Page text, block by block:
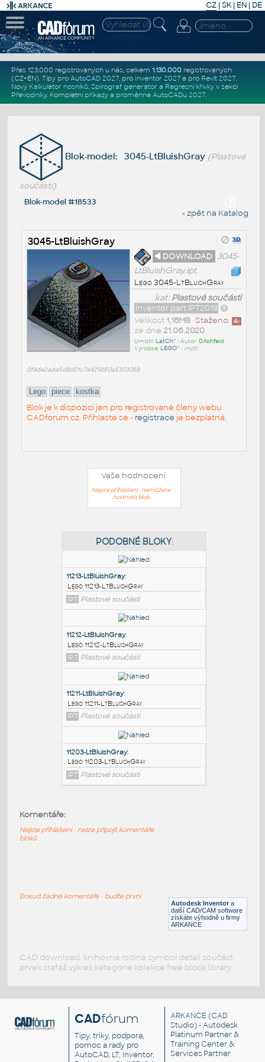
CZ | SK| EN | DE
Přes 123.000 registrovaných u nás, celkem 1.130.000registrovaných
(CZ+EN). Tipy pro AutoCAD 2027, pro Inventor 2027a pro Revit 2027.
Nový Kalkulátor nosníků, Spirograf generátor a Regresní křivkyv sekci
Převodníky. Kompletní příkazya proměnné AutoCADu 2027.
Blok-model: 3045-LtBluishGray (Plastové
součásti)
Blok-model #18533
« zpět na Katalog
3045-LtBluishGray
◄ DOWNLOAD 3045-
LtBluishGray.ipt
Lego 3045-LtBluishGray
kat:Plastové součásti
Inventor part IPT2019
Staženo: 4x
Velikost 1,18MB•
ze dne 21.06.2020
Umístil: LatCh^ • Autor: D.Kohfeld•
Výrobce: LEGO^ • md5:
019de2ada5d8d01c7a425b50a5303058
Lego piece kostka
Blok je k dispozici jen pro registrované členy webu
CADforum.cz. Přihlaste se - registrace je bezplatná.
Vaše hodnocení:
Nejste přihlášeni - nemůžete
hodnotit blok
PODOBNÉ BLOKY
11213-LtBluishGray:
Lego 11213-LtBluishGray
IPT Plastové součásti
11212-LtBluishGray:
Lego 11212-LtBluishGray
IPT Plastové součásti
Lego 11211-LtBluishGray
Lego 11203-LtBluishGray
Autodesk Inventor a
další CAD/CAM software
získáte výhodně u firmy
ARKANCE
Komentáře:
Nejste přihlášeni - nelze připojit komentáře
bloků
Dosud žádné komentáře - buďte první
CAD download: knihovna rodina symbol detail součást
prvek stafáž výkres kategorie kolekce free block library
CADfórum
Tipy, triky, podpora,
pomoc a rady pro
AutoCAD, LT, Inventor,
ARKANCE (CAD
Studio) - Autodesk
Platinum Partner &
Training Center &
Services Partner